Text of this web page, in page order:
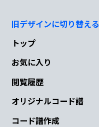
旧デザインに切り替える
トップ
お気に入り
閲覧履歴
オリジナルコード譜
コード譜作成